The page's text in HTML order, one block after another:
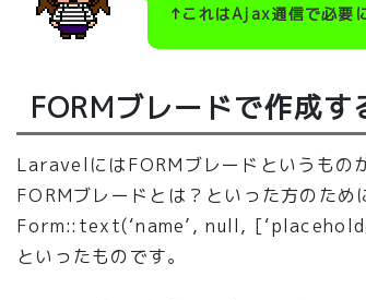
↑これはAjax通信で必要
FORMブレードで作成す
LaravelにはFORMブレードというもの
FORMブレードとは？といった方の
Form::text(‘name’, null,
といったものです。